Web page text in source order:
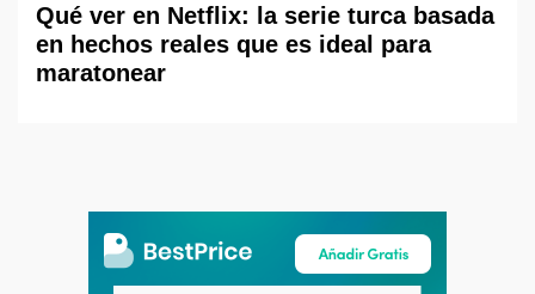
Qué ver en Netflix: la serie turca basada
en hechos reales que es ideal para
maratonear